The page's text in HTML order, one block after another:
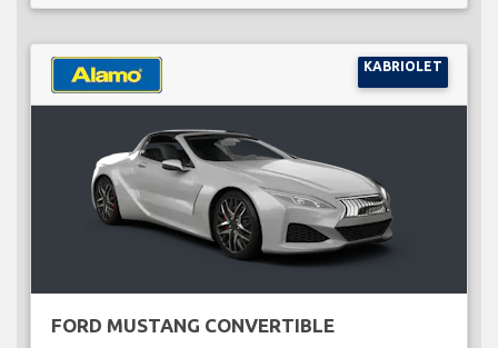
KABRIOLET
FORD MUSTANG CONVERTIBLE